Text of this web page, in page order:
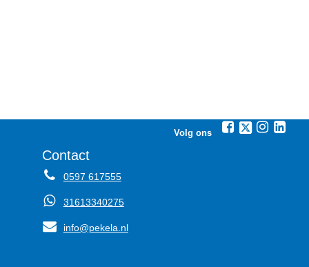
Volg ons
Contact
0597 617555
31613340275
info@pekela.nl